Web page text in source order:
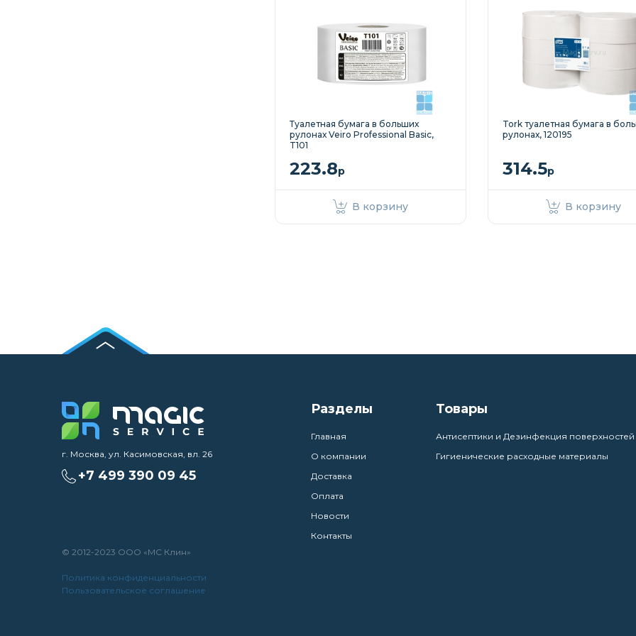
Туалетная бумага в больших
рулонах Veiro Professional Basic,
T101
223.8р
В корзину
Tork туалетная бумага в
рулонах, 120195
314.5р
В корзину
г. Москва, ул. Касимовская, вл. 26
+7 499 390 09 45
Разделы
Главная
О компании
Доставка
Оплата
Новости
Контакты
Товары
Антисептики и Дезинфекция поверхностей
Гигиенические расходные материалы
© 2012-2023 ООО «МС Клин»
Политика конфиденциальности
Пользовательское соглашение